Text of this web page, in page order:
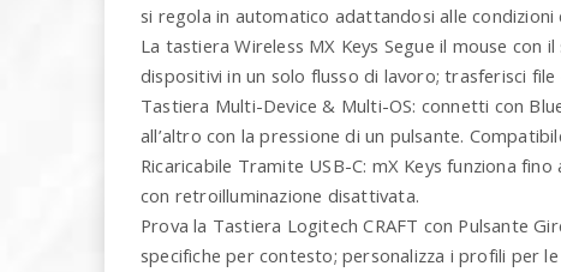
si regola in automatico adattandosi alle ‎condizioni
La tastiera Wireless MX Keys Segue il mouse
dispositivi in un solo flusso di lavoro; trasferisci
Tastiera Multi-Device & Multi-OS: connetti con
all’altro con la pressione di un pulsante.
Ricaricabile Tramite USB-C: mX Keys funziona
con retroilluminazione disattivata.
Prova la Tastiera Logitech CRAFT con Pulsante
specifiche per contesto; personalizza i profili per